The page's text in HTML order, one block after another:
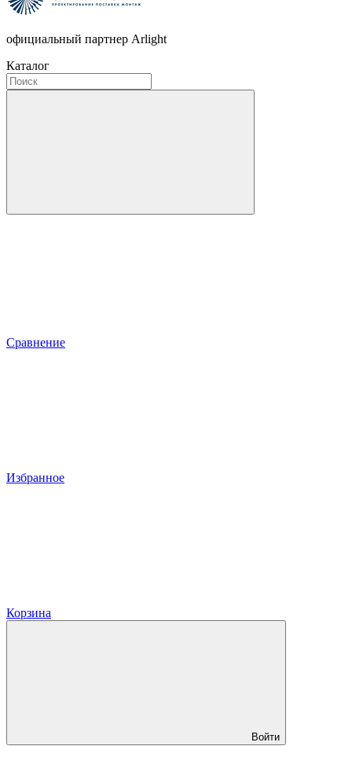
официальный партнер Arlight
Каталог
Сравнение
Избранное
Корзина
Войти